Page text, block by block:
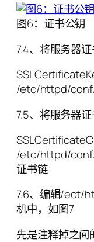
图6：证书公钥
7.4、将服务器
/etc/httpd/conf/
7.5、将服务器
/etc/httpd/
证书链
7.6、编辑/ect/
机中，如图7
先是注释掉之间